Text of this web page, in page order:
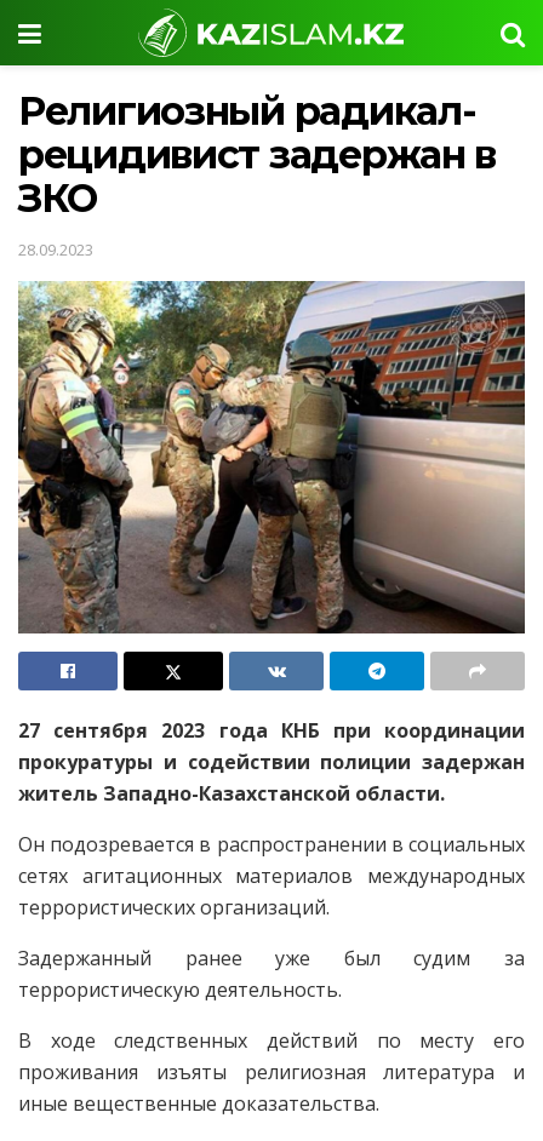
Религиозный радикал-
рецидивист задержан в
ЗКО
28.09.2023
27 сентября 2023 года КНБ при координации
прокуратуры и содействии полиции задержан
житель Западно-Казахстанской области.
Он подозревается в распространении в социальных
сетях агитационных материалов международных
террористических организаций.
Задержанный ранее уже был судим за
террористическую деятельность.
В ходе следственных действий по месту его
проживания изъяты религиозная литература и
иные вещественные доказательства.